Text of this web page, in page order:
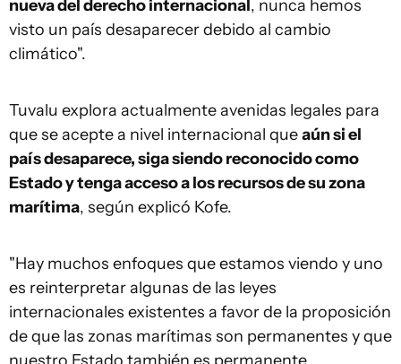
nueva del derecho internacional, nunca hemos
visto un país desaparecer debido al cambio
climático".
Tuvalu explora actualmente avenidas legales para
que se acepte a nivel internacional queaún si el
país desaparece,sigasiendo reconocido como
Estado y tengaacceso a los recursos de su zona
marítima, según explicó Kofe.
"Hay muchos enfoques que estamos viendo y uno
es reinterpretar algunas de las leyes
internacionales existentes a favor de la proposición
de que las zonas marítimas son permanentes y que